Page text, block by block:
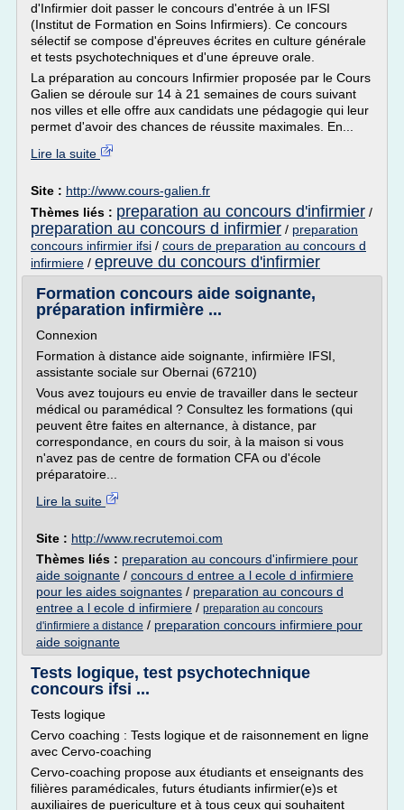
d'Infirmier doit passer le concours d'entrée à un IFSI
(Institut de Formation en Soins Infirmiers). Ce concours
sélectif se compose d'épreuves écrites en culture générale
et tests psychotechniques et d'une épreuve orale.
La préparation au concours Infirmier proposée par le Cours
Galien se déroule sur 14 à 21 semaines de cours suivant
nos villes et elle offre aux candidats une pédagogie qui leur
permet d'avoir des chances de réussite maximales. En...
Lire la suite
Site : http://www.cours-galien.fr
Thèmes liés : preparation au concours d'infirmier /
preparation au concours d infirmier / preparation
concours infirmier ifsi / cours de preparation au concours d
infirmiere / epreuve du concours d'infirmier
Formation concours aide soignante,
préparation infirmière ...
Connexion
Formation à distance aide soignante, infirmière IFSI,
assistante sociale sur Obernai (67210)
Vous avez toujours eu envie de travailler dans le secteur
médical ou paramédical ? Consultez les formations (qui
peuvent être faites en alternance, à distance, par
correspondance, en cours du soir, à la maison si vous
n'avez pas de centre de formation CFA ou d'école
préparatoire...
Lire la suite
Site : http://www.recrutemoi.com
Thèmes liés : preparation au concours d'infirmiere pour
aide soignante / concours d entree a l ecole d infirmiere
pour les aides soignantes / preparation au concours d
entree a l ecole d infirmiere / preparation au concours
d'infirmiere a distance / preparation concours infirmiere pour
aide soignante
Tests logique, test psychotechnique
concours ifsi ...
Tests logique
Cervo coaching : Tests logique et de raisonnement en ligne
avec Cervo-coaching
Cervo-coaching propose aux étudiants et enseignants des
filières paramédicales, futurs étudiants infirmier(e)s et
auxiliaires de puericulture et à tous ceux qui souhaitent